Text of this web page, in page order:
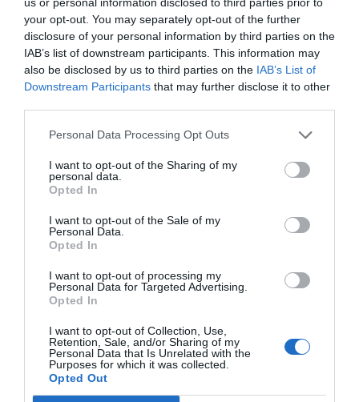
your opt-out. You may separately opt-out of the further
disclosure of your personal information by third parties on the
IAB’s list of downstream participants. This information may
also be disclosed by us to third parties on the IAB’s List of
Downstream Participants that may further disclose it to other
Personal Data Processing Opt Outs
I want to opt-out of the Sharing of my
personal data.
Opted In
I want to opt-out of the Sale of my
Personal Data.
Opted In
I want to opt-out of processing my
Personal Data for Targeted Advertising.
Opted In
I want to opt-out of Collection, Use,
Retention, Sale, and/or Sharing of my
Personal Data that Is Unrelated with the
Purposes for which it was collected.
Opted Out
ΔΕΊΤΕ ΕΠΊΣΗΣ...